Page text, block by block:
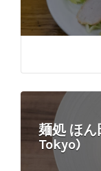
麺処 ほ
Tokyo)